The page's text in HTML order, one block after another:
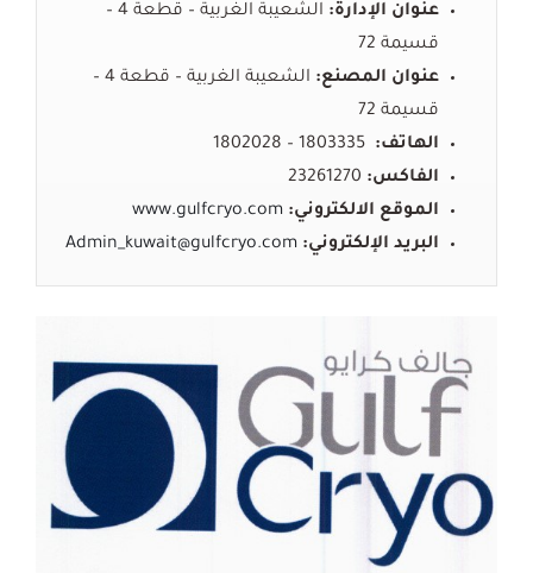
عنوان الإدارة: الشعيبة الغربية– قطعة4 –
قسيمة72
عنوان المصنع: الشعيبة الغربية– قطعة4 –
قسيمة72
الهاتف: 1803335
–
1802028
الفاكس: 23261270
الموقع الالكتروني: www.gulfcryo.com
البريد الإلكتروني:
Admin_kuwait@gulfcryo.com